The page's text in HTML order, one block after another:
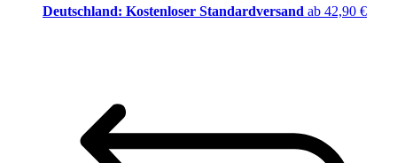
Deutschland: Kostenloser Standardversand ab 42,90 €